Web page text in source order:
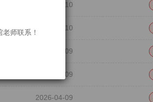
师联系！
2026-04-10
2026-04-10
2026-04-09
2026-04-09
2026-04-09